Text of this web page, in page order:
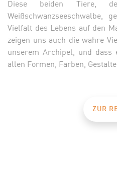
Diese beiden Tiere,
Vielfalt des Lebens auf den
zeigen uns auch die wahre
unserem Archipel, und
allen Formen, Farben,
ZUR